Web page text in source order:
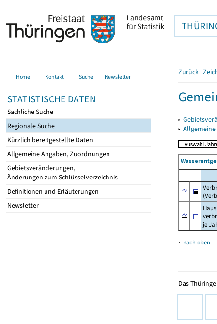
Home Kontakt Suche Newsletter
STATISTISCHE DATEN
Sachliche Suche
Regionale Suche
Kürzlich bereitgestellte Daten
Allgemeine Angaben, Zuordnungen
Gebietsveränderungen,
Änderungen zum Schlüsselverzeichnis
Definitionen und Erläuterungen
Newsletter
Zurück |
▸
▸
je
▴ nach oben
Das